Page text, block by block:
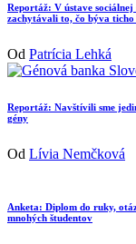
Reportáž: V ústave
zachytávali to, čo býva ticho
Od Patrícia Lehká
Reportáž: Navštívili sme
gény
Od Lívia Nemčková
Anketa: Diplom do ruky,
mnohých študentov